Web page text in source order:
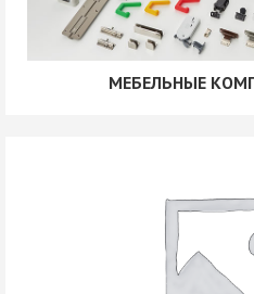
320 мм
352 мм
МЕБЕЛЬНЫЕ